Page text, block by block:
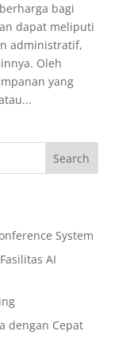
bagi
dapat meliputi
administratif,
Oleh
yang
Search
System
AI
dengan Cepat